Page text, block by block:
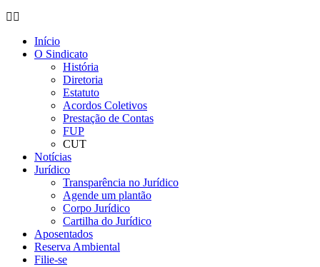
Início
O Sindicato
História
Diretoria
Estatuto
Acordos Coletivos
Prestação de Contas
FUP
CUT
Notícias
Jurídico
Transparência no Jurídico
Agende um plantão
Corpo Jurídico
Cartilha do Jurídico
Aposentados
Reserva Ambiental
Filie-se